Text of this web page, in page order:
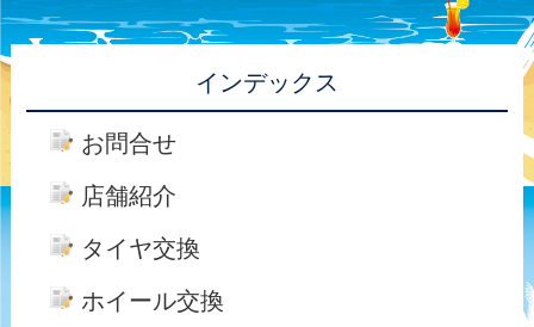
インデックス
お問合せ
店舗紹介
タイヤ交換
ホイール交換